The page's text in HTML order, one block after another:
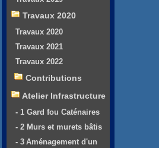
Travaux 2020
Travaux 2020
Travaux 2021
Travaux 2022
Contributions
Atelier Infrastructure
- 1 Gard fou Caténaires
- 2 Murs et murets bâtis
- 3 Aménagement d'un